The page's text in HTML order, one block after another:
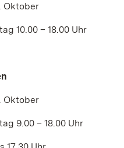
Oktober
10.00 – 18.00 Uhr
Oktober
9.00 – 18.00 Uhr